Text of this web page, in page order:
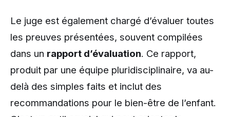
Le juge est également chargé d’évaluer toutes
les preuves présentées, souvent compilées
dans un rapport d’évaluation. Ce rapport,
produit par une équipe pluridisciplinaire, va au-
delà des simples faits et inclut des
recommandations pour le bien-être de l’enfant.